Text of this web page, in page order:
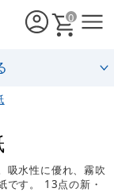
0
吸水性に優れ、霧吹
です。 13点の新・